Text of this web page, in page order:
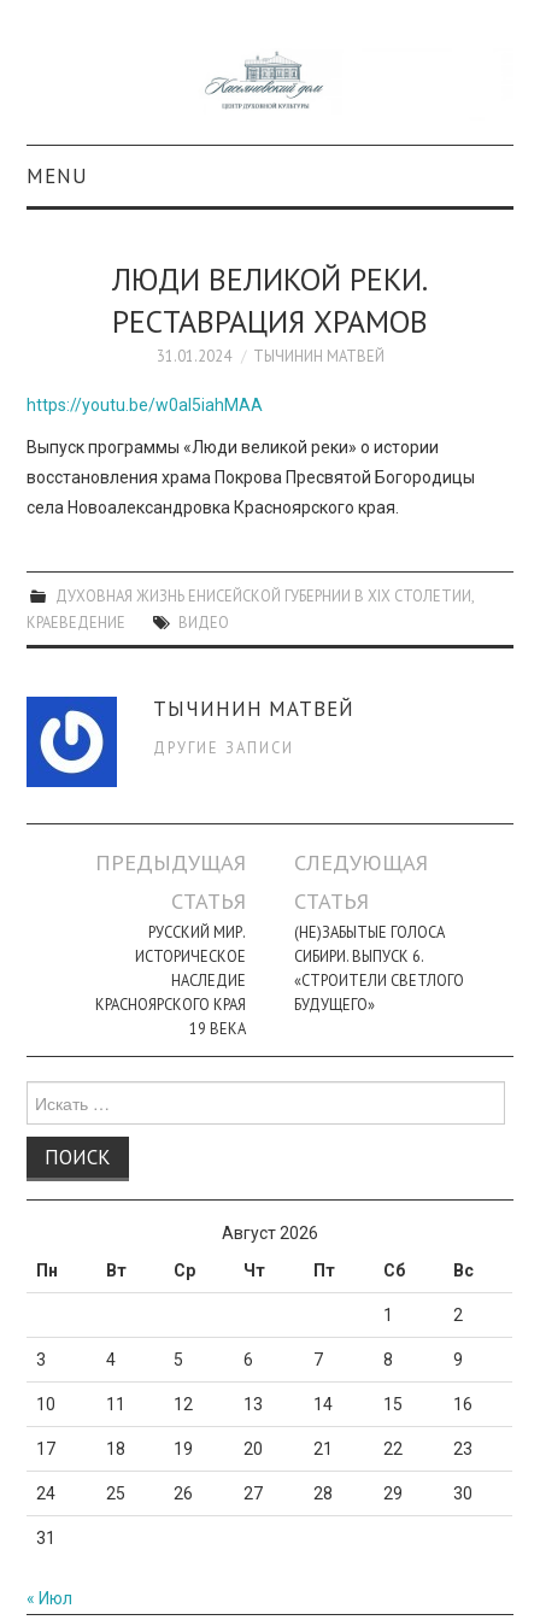
MENU
КОЛЛЕКЦИИ
КУЛЬТУРА
ОБРАЗОВАНИЕ
ЛЮДИ ВЕЛИКОЙ РЕКИ.
РЕСТАВРАЦИЯ ХРАМОВ
31.01.2024 ТЫЧИНИН МАТВЕЙ
https://youtu.be/w0al5iahMAA
Выпуск программы «Люди великой реки» о истории
восстановления храма Покрова Пресвятой Богородицы
села Новоалександровка Красноярского края.
ДУХОВНАЯ ЖИЗНЬ ЕНИСЕЙСКОЙ ГУБЕРНИИ В XIX СТОЛЕТИИ
КРАЕВЕДЕНИЕ
ВИДЕО
ТЫЧИНИН МАТВЕЙ
ДРУГИЕ ЗАПИСИ
Навигация
ПРЕДЫДУЩАЯ
СТАТЬЯ
РУССКИЙ МИР.
ИСТОРИЧЕСКОЕ
НАСЛЕДИЕ
КРАСНОЯРСКОГО КРАЯ
19 ВЕКА
СЛЕДУЮЩАЯ
СТАТЬЯ
(НЕ)ЗАБЫТЫЕ ГОЛОСА
СИБИРИ. ВЫПУСК 6.
«СТРОИТЕЛИ СВЕТЛОГО
БУДУЩЕГО»
для:
Август 2026
Пн
Вт Ср Чт Пт Сб Вс
1 2
3 4 5 6 7 8 9
10 11 12 13 14 15 16
17 18 19 20 21 22 23
24 25 26 27 28 29 30
31
« Июл